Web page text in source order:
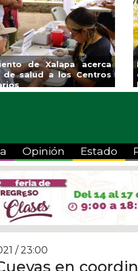
Coatzacoalcos
Semiolímpica
Opinión Estado
/ 23:00
en